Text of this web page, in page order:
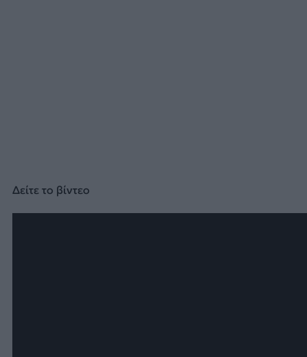
Δείτε το βίντεο